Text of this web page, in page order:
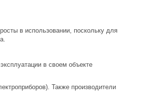
в использовании, поскольку для
в своем объекте
Также производители